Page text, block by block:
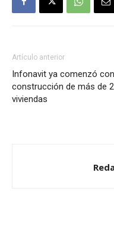
Artículo anterior
Infonavit ya comenzó
construcción de más de
viviendas